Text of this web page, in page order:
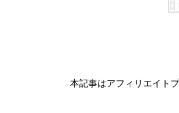
本記事はアフィリエイト